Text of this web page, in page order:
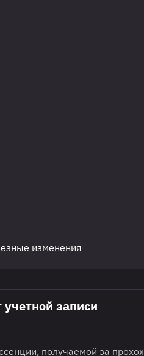
изменения
записи
получаемой за